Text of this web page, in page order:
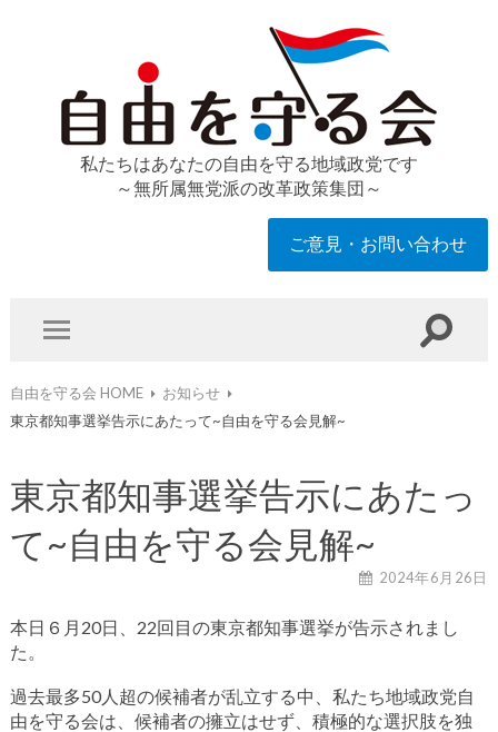
私たちはあなたの自由を守る地域政党です
～無所属無党派の改革政策集団～
ご意見・お問い合わせ
自由を守る会 HOME
お知らせ
東京都知事選挙告示にあたって~自由を守る会見解~
東京都知事選挙告示にあたっ
て~自由を守る会見解~
2024年6月26日
本日６月20日、22回目の東京都知事選挙が告示されまし
た。
過去最多50人超の候補者が乱立する中、私たち地域政党自
由を守る会は、候補者の擁立はせず、積極的な選択肢を独